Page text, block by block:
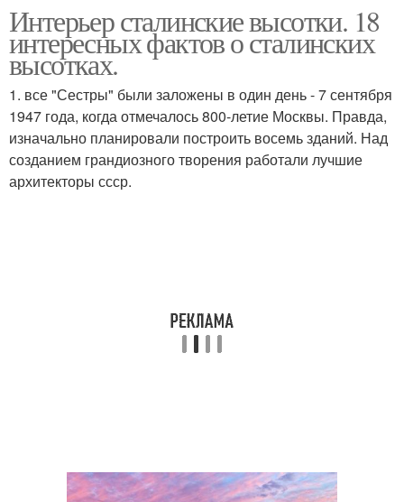
Интерьер сталинские высотки. 18
интересных фактов о сталинских
высотках.
1. все "Сестры" были заложены в один день - 7 сентября
1947 года, когда отмечалось 800-летие Москвы. Правда,
изначально планировали построить восемь зданий. Над
созданием грандиозного творения работали лучшие
архитекторы ссср.